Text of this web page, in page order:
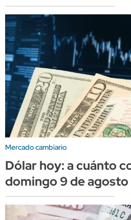
Mercado cambiario
Dólar hoy: a cuánto
domingo 9 de agosto